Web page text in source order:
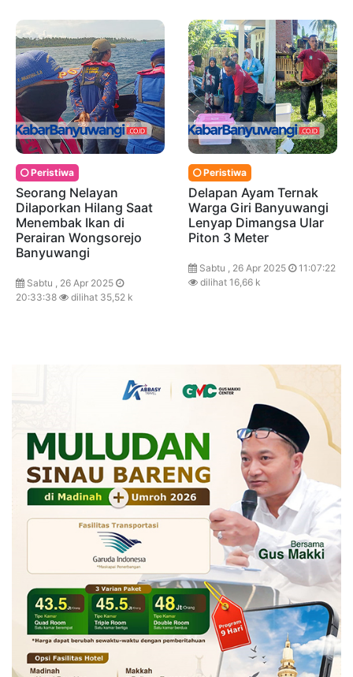
Peristiwa
Seorang Nelayan
Dilaporkan Hilang Saat
Menembak Ikan di
Perairan Wongsorejo
Banyuwangi
Sabtu , 26 Apr 2025
20:33:38
dilihat 35,52 k
Peristiwa
Delapan Ayam Ternak
Warga Giri Banyuwangi
Lenyap Dimangsa Ular
Piton 3 Meter
Sabtu , 26 Apr 2025
11:07:22
dilihat 16,66 k